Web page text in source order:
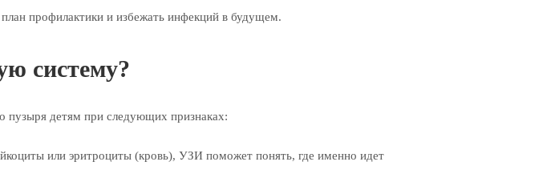
профилактики и избежать инфекций в будущем.
систему?
пузыря детям при следующих признаках:
или эритроциты (кровь), УЗИ поможет понять, где именно идет